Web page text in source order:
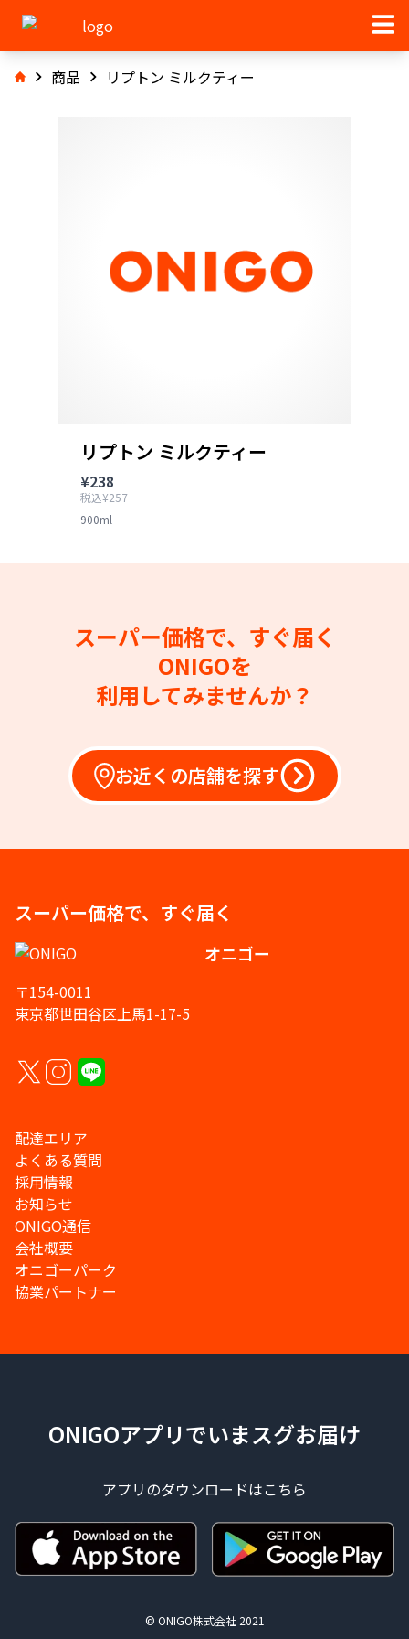
商品 リプトン ミルクティー
リプトン ミルクティー
¥238
税込¥257
900ml
スーパー価格で、すぐ届く
ONIGOを
利用してみませんか？
お近くの店舗を探す
スーパー価格で、すぐ届く
オニゴー
〒154-0011
東京都世田谷区上馬1-17-5
配達エリア
よくある質問
採用情報
お知らせ
ONIGO通信
会社概要
オニゴーパーク
協業パートナー
ONIGOアプリでいまスグお届け
アプリのダウンロードはこちら
© ONIGO株式会社 2021